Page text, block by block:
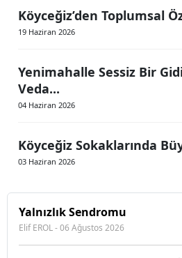
Köyceğiz’den Toplumsal
19 Haziran 2026
Yenimahalle Sessiz Bir
Veda...
04 Haziran 2026
Köyceğiz Sokaklarında
03 Haziran 2026
Yalnızlık Sendromu
Elif EROL - 06 Ağustos 2026